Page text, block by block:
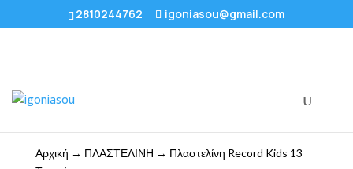
2810244762 igoniasou@gmail.com
Αρχική → ΠΛΑΣΤΕΛΙΝΗ → Πλαστελίνη Record Kids 13